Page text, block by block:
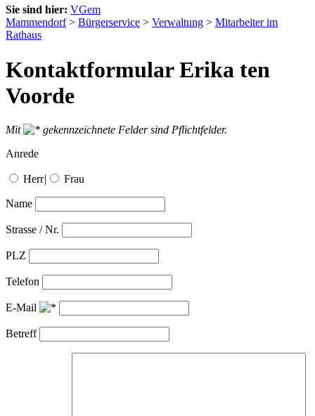
Sie sind hier: VGem
Mammendorf> Bürgerservice > Verwaltung > Mitarbeiter im
Rathaus
Kontaktformular Erika ten
Voorde
Mit
gekennzeichnete Felder sind Pflichtfelder.
Anrede
Herr| Frau
Name
Strasse / Nr.
PLZ
Telefon
E-Mail
Betreff